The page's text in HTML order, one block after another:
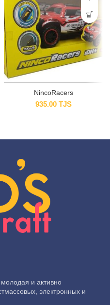
NincoRacers
935.00 TJS
и активно
электронных и